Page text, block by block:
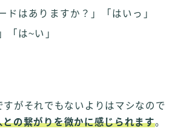
ドはありますか？」「はいっ」
「は~い」
がそれでもないよりはマシなので
との繋がりを微かに感じられます。